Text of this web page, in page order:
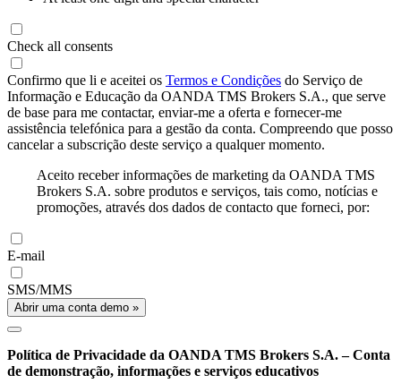
Check all consents
Confirmo que li e aceitei os Termos e Condições do Serviço de
Informação e Educação da OANDA TMS Brokers S.A., que serve
de base para me contactar, enviar-me a oferta e fornecer-me
assistência telefónica para a gestão da conta. Compreendo que posso
cancelar a subscrição deste serviço a qualquer momento.
Aceito receber informações de marketing da OANDA TMS
Brokers S.A. sobre produtos e serviços, tais como, notícias e
promoções, através dos dados de contacto que forneci, por:
E-mail
SMS/MMS
Abrir uma conta demo »
Política de Privacidade da OANDA TMS Brokers S.A. – Conta
de demonstração, informações e serviços educativos